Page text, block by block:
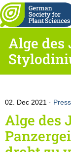
Alge des
02. Dec 2021
Alge des